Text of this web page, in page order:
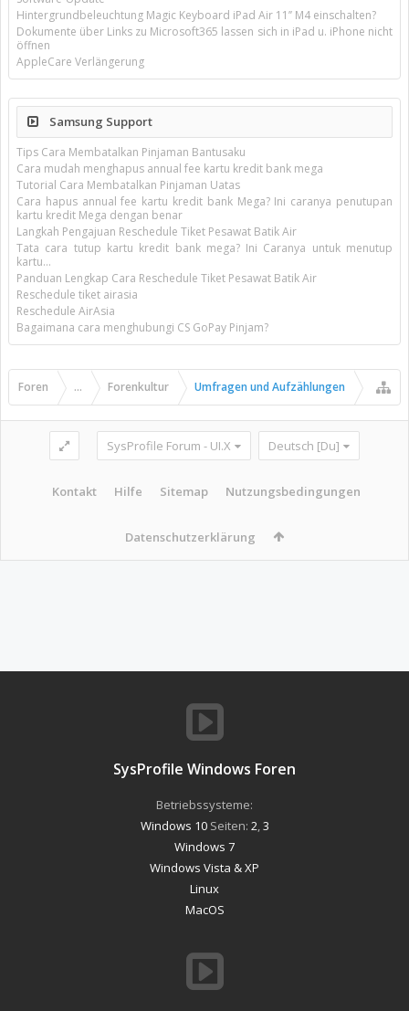
Hintergrundbeleuchtung Magic Keyboard iPad Air 11’’ M4 einschalten?
Dokumente über Links zu Microsoft365 lassen sich in iPad u. iPhone nicht
öffnen
AppleCare Verlängerung
Samsung Support
Tips Cara Membatalkan Pinjaman Bantusaku
Cara mudah menghapus annual fee kartu kredit bank mega
Tutorial Cara Membatalkan Pinjaman Uatas
Cara hapus annual fee kartu kredit bank Mega? Ini caranya penutupan
kartu kredit Mega dengan benar
Langkah Pengajuan Reschedule Tiket Pesawat Batik Air
Tata cara tutup kartu kredit bank mega? Ini Caranya untuk menutup
kartu...
Panduan Lengkap Cara Reschedule Tiket Pesawat Batik Air
Reschedule tiket airasia
Reschedule AirAsia
Bagaimana cara menghubungi CS GoPay Pinjam?
Foren ... Forenkultur Umfragen und Aufzählungen
SysProfile Forum - UI.X Deutsch [Du]
Kontakt Hilfe Sitemap Nutzungsbedingungen
Datenschutzerklärung
SysProfile Windows Foren
Betriebssysteme:
Windows 10Seiten: 2,3
Windows 7
Windows Vista & XP
Linux
MacOS